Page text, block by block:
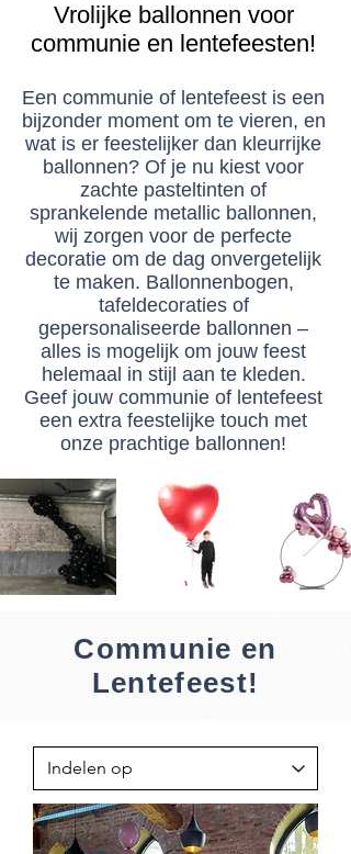
Vrolijke ballonnen voor
communie en lentefeesten!
Een communie of lentefeest is een
bijzonder moment om te vieren, en
wat is er feestelijker dan kleurrijke
ballonnen? Of je nu kiest voor
zachte pasteltinten of
sprankelende metallic ballonnen,
wij zorgen voor de perfecte
decoratie om de dag onvergetelijk
te maken. Ballonnenbogen,
tafeldecoraties of
gepersonaliseerde ballonnen –
alles is mogelijk om jouw feest
helemaal in stijl aan te kleden.
Geef jouw communie of lentefeest
een extra feestelijke touch met
onze prachtige ballonnen!
Communie en
Lentefeest!